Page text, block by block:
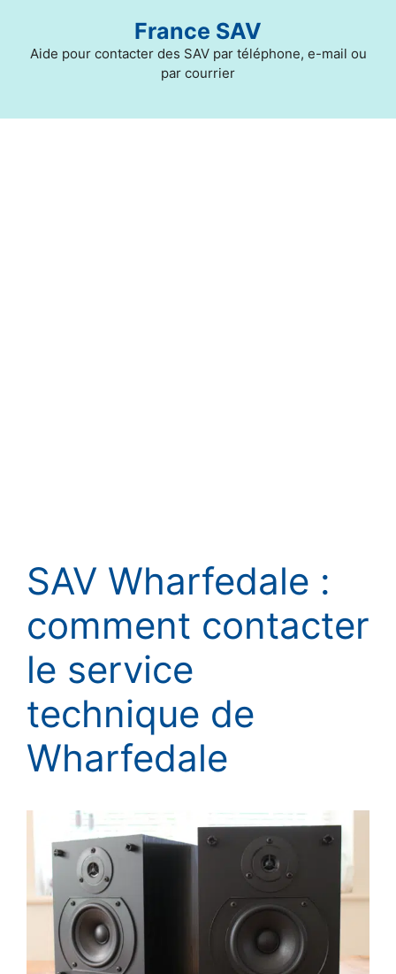
contenu
France SAV
Aide pour contacter des SAV par téléphone, e-mail ou
par courrier
SAV Wharfedale :
comment contacter
le service
technique de
Wharfedale